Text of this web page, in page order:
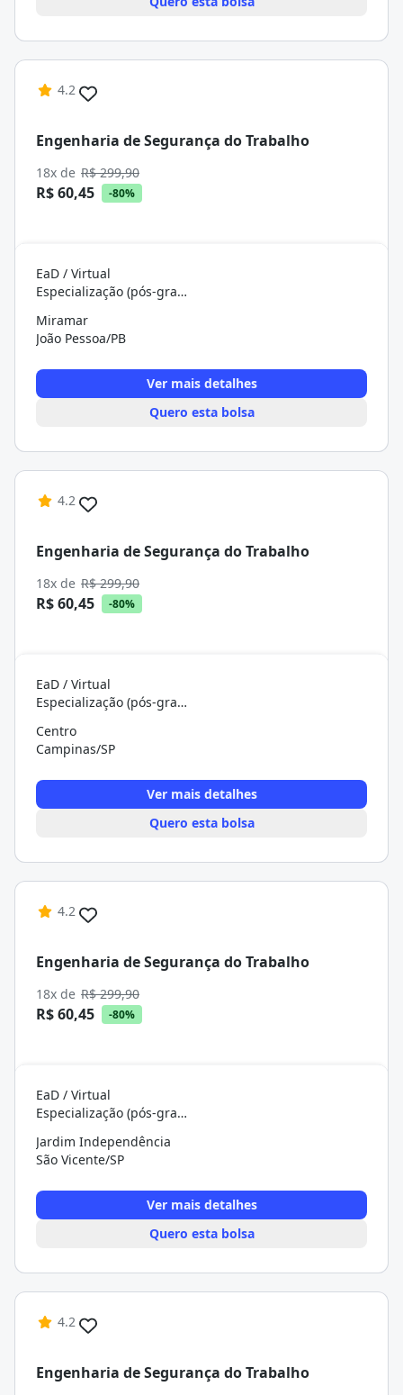
4.2
Engenharia de Segurança do Trabalho
18x de R$ 299,90
R$ 60,45 -80%
EaD / Virtual
Especialização (pós-graduação)
Miramar
João Pessoa/PB
Ver mais detalhes
Quero esta bolsa
4.2
Engenharia de Segurança do Trabalho
18x de R$ 299,90
R$ 60,45 -80%
EaD / Virtual
Especialização (pós-graduação)
Centro
Campinas/SP
Ver mais detalhes
Quero esta bolsa
4.2
Engenharia de Segurança do Trabalho
18x de R$ 299,90
R$ 60,45 -80%
EaD / Virtual
Especialização (pós-graduação)
Jardim Independência
São Vicente/SP
Ver mais detalhes
Quero esta bolsa
4.2
Engenharia de Segurança do Trabalho